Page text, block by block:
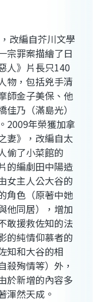
改編自芥川文學
宗罪案描繪了日
人》片長只140
物，包括兇手清
師金子美保、他
乃（滿島光）
2009年榮獲加拿
妻》，改編自太
偷了小菜館的
的編劇田中陽造
女主人公大谷的
角色（原著中她
他同居），增加
敢援救佐知的法
的純情仰慕者的
知和大谷的相
殺殉情等）外，
於新增的內容多
渾然天成。